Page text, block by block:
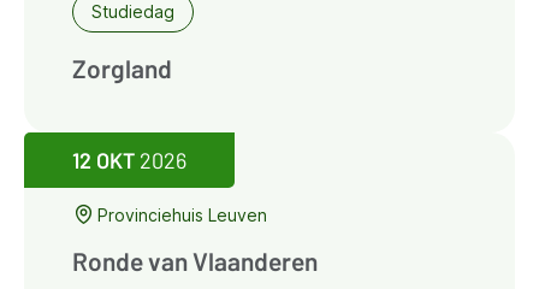
Studiedag
Zorgland
12 OKT 2026
Provinciehuis Leuven
Ronde van Vlaanderen